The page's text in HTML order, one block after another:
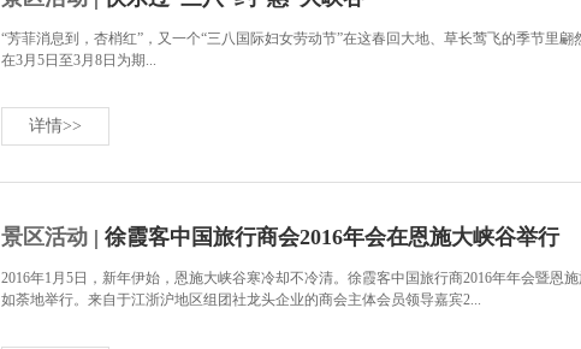
“芳菲消息到，杏梢红”，又一个“三八国际妇女劳动节”在这春回大地、草长莺飞的季节里
在3月5日至3月8日为期...
详情>>
景区活动 | 徐霞客中国旅行商会2016年会在恩施大峡谷举行
2016年1月5日，新年伊始，恩施大峡谷寒冷却不冷清。徐霞客中国旅行商2016年年会暨恩
如荼地举行。来自于江浙沪地区组团社龙头企业的商会主体会员领导嘉宾2...